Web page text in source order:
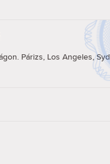
Párizs, Los Angeles,